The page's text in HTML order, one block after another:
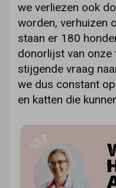
we verliezen ook
worden, verhuizen
staan er 180
donorlijst van onze
stijgende vraag
we dus constant
en katten die